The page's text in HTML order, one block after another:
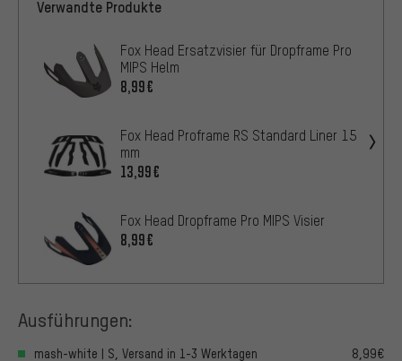
Verwandte Produkte
Fox Head Ersatzvisier für Dropframe Pro
MIPS Helm
8,99€
Fox Head Proframe RS Standard Liner 15
mm
13,99€
Fox Head Dropframe Pro MIPS Visier
8,99€
Ausführungen:
mash-white | S, Versand in 1-3 Werktagen 8,99€